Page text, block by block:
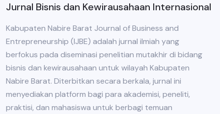
Jurnal Bisnis dan Kewirausahaan Internasional
Kabupaten Nabire Barat Journal of Business and
Entrepreneurship (IJBE) adalah jurnal ilmiah yang
berfokus pada diseminasi penelitian mutakhir di bidang
bisnis dan kewirausahaan untuk wilayah Kabupaten
Nabire Barat. Diterbitkan secara berkala, jurnal ini
menyediakan platform bagi para akademisi, peneliti,
praktisi, dan mahasiswa untuk berbagi temuan